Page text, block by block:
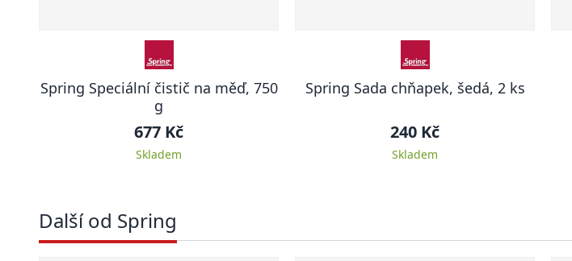
Spring Speciální čistič na měď, 750
g
677 Kč
Skladem
Spring Sada chňapek, šedá, 2 ks
240 Kč
Skladem
Další od Spring